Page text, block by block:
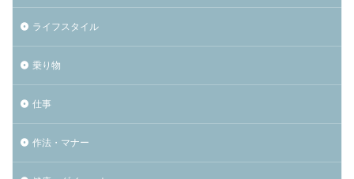
ライフスタイル
乗り物
仕事
作法・マナー